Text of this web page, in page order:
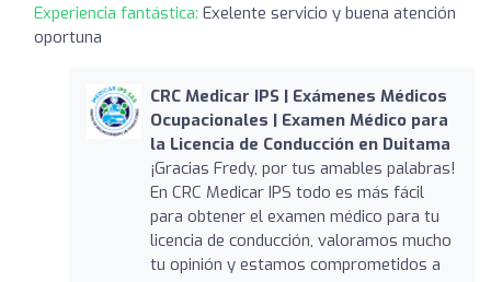
Experiencia fantástica: Exelente servicio y buena atención
oportuna
CRC Medicar IPS | Exámenes Médicos
Ocupacionales | Examen Médico para
la Licencia de Conducción en Duitama
¡Gracias Fredy, por tus amables palabras!
En CRC Medicar IPS todo es más fácil
para obtener el examen médico para tu
licencia de conducción, valoramos mucho
tu opinión y estamos comprometidos a